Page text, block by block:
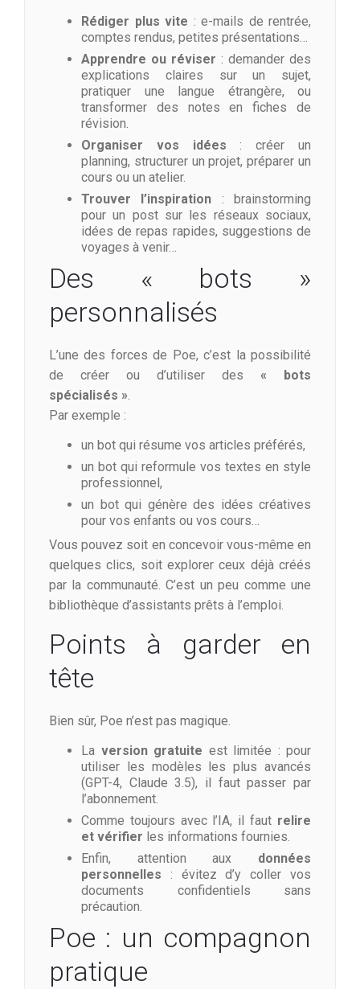
Rédiger plus vite : e-mails de rentrée,
comptes rendus, petites présentations…
Apprendre ou réviser : demander des
explications claires sur un sujet,
pratiquer une langue étrangère, ou
transformer des notes en fiches de
révision.
Organiser vos idées : créer un
planning, structurer un projet, préparer un
cours ou un atelier.
Trouver l’inspiration : brainstorming
pour un post sur les réseaux sociaux,
idées de repas rapides, suggestions de
voyages à venir…
Des « bots »
personnalisés
L’une des forces de Poe, c’est la possibilité
de créer ou d’utiliser des « bots
spécialisés ».
Par exemple :
un bot qui résume vos articles préférés,
un bot qui reformule vos textes en style
professionnel,
un bot qui génère des idées créatives
pour vos enfants ou vos cours…
Vous pouvez soit en concevoir vous-même en
quelques clics, soit explorer ceux déjà créés
par la communauté. C’est un peu comme une
bibliothèque d’assistants prêts à l’emploi.
Points à garder en
tête
Bien sûr, Poe n’est pas magique.
La version gratuite est limitée : pour
utiliser les modèles les plus avancés
(GPT-4, Claude 3.5), il faut passer par
l’abonnement.
Comme toujours avec l’IA, il faut relire
et vérifier les informations fournies.
Enfin, attention aux données
personnelles : évitez d’y coller vos
documents confidentiels sans
précaution.
Poe : un compagnon
pratique